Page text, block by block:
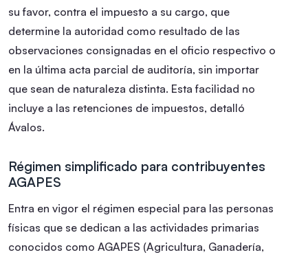
su favor, contra el impuesto a su cargo, que
determine la autoridad como resultado de las
observaciones consignadas en el oficio respectivo o
en la última acta parcial de auditoría, sin importar
que sean de naturaleza distinta. Esta facilidad no
incluye a las retenciones de impuestos, detalló
Ávalos.
Régimen simplificado para contribuyentes
AGAPES
Entra en vigor el régimen especial para las personas
físicas que se dedican a las actividades primarias
conocidos como AGAPES (Agricultura, Ganadería,